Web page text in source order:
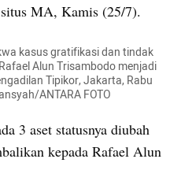
MA, Kamis (25/7).
kasus gratifikasi dan tindak
Alun Trisambodo menjadi
Tipikor, Jakarta, Rabu
ANTARA FOTO
3 aset statusnya diubah
kepada Rafael Alun